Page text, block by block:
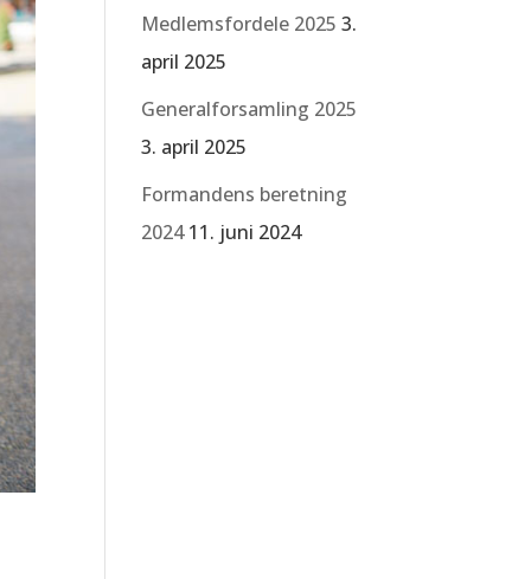
Medlemsfordele 2025 3.
april 2025
Generalforsamling 2025
3. april 2025
Formandens beretning
2024 11. juni 2024